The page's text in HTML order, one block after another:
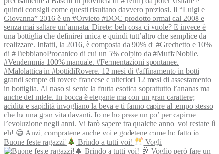
Buone feste ragazzi! Brindo a tutti voi! Vogli